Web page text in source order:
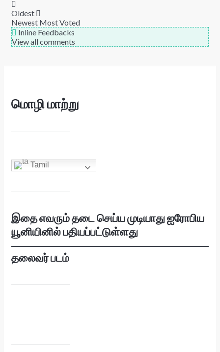
Oldest
Newest Most Voted
Inline Feedbacks
View all comments
மொழி மாற்று
Tamil
இதை எவரும் தடை செய்ய முடியாது ஐரோபிய
யூனியினில் பதியப்பட்டுள்ளது
தலைவர் படம்